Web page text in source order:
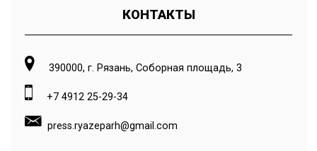
КОНТАКТЫ
390000, г. Рязань, Соборная площадь, 3
+7 4912 25-29-34
press.ryazeparh@gmail.com